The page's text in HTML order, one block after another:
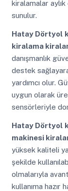
kiralamalar
sunulur.
Hatay Dörtyol
kiralama
danışmanlık
destek
yardımcı olur.
uygun olarak
sensörleriyle
Hatay Dörtyol
makinesi
yüksek kaliteli
şekilde
olmalarıyla
kullanıma hazır